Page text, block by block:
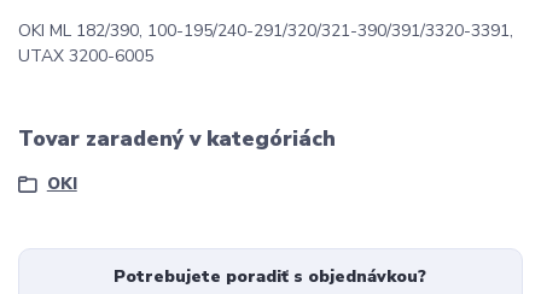
OKI ML 182/390, 100-195/240-291/320/321-390/391/3320-3391,
UTAX 3200-6005
Tovar zaradený v kategóriách
OKI
Potrebujete poradiť s objednávkou?